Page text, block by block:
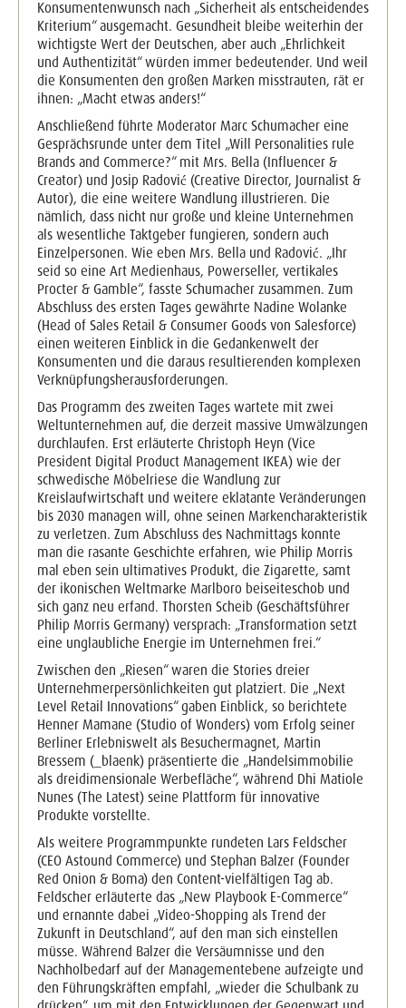
Konsumentenwunsch nach „Sicherheit als entscheidendes
Kriterium“ ausgemacht. Gesundheit bleibe weiterhin der
wichtigste Wert der Deutschen, aber auch „Ehrlichkeit
und Authentizität“ würden immer bedeutender. Und weil
die Konsumenten den großen Marken misstrauten, rät er
ihnen: „Macht etwas anders!“
Anschließend führte Moderator Marc Schumacher eine
Gesprächsrunde unter dem Titel „Will Personalities rule
Brands and Commerce?“ mit Mrs. Bella (Influencer &
Creator) und Josip Radović (Creative Director, Journalist &
Autor), die eine weitere Wandlung illustrieren. Die
nämlich, dass nicht nur große und kleine Unternehmen
als wesentliche Taktgeber fungieren, sondern auch
Einzelpersonen. Wie eben Mrs. Bella und Radović. „Ihr
seid so eine Art Medienhaus, Powerseller, vertikales
Procter & Gamble“, fasste Schumacher zusammen. Zum
Abschluss des ersten Tages gewährte Nadine Wolanke
(Head of Sales Retail & Consumer Goods von Salesforce)
einen weiteren Einblick in die Gedankenwelt der
Konsumenten und die daraus resultierenden komplexen
Verknüpfungsherausforderungen.
Das Programm des zweiten Tages wartete mit zwei
Weltunternehmen auf, die derzeit massive Umwälzungen
durchlaufen. Erst erläuterte Christoph Heyn (Vice
President Digital Product Management IKEA) wie der
schwedische Möbelriese die Wandlung zur
Kreislaufwirtschaft und weitere eklatante Veränderungen
bis 2030 managen will, ohne seinen Markencharakteristik
zu verletzen. Zum Abschluss des Nachmittags konnte
man die rasante Geschichte erfahren, wie Philip Morris
mal eben sein ultimatives Produkt, die Zigarette, samt
der ikonischen Weltmarke Marlboro beiseiteschob und
sich ganz neu erfand. Thorsten Scheib (Geschäftsführer
Philip Morris Germany) versprach: „Transformation setzt
eine unglaubliche Energie im Unternehmen frei.“
Zwischen den „Riesen“ waren die Stories dreier
Unternehmerpersönlichkeiten gut platziert. Die „Next
Level Retail Innovations“ gaben Einblick, so berichtete
Henner Mamane (Studio of Wonders) vom Erfolg seiner
Berliner Erlebniswelt als Besuchermagnet, Martin
Bressem (_blaenk) präsentierte die „Handelsimmobilie
als dreidimensionale Werbefläche“, während Dhi Matiole
Nunes (The Latest) seine Plattform für innovative
Produkte vorstellte.
Als weitere Programmpunkte rundeten Lars Feldscher
(CEO Astound Commerce) und Stephan Balzer (Founder
Red Onion & Boma) den Content-vielfältigen Tag ab.
Feldscher erläuterte das „New Playbook E-Commerce“
und ernannte dabei „Video-Shopping als Trend der
Zukunft in Deutschland“, auf den man sich einstellen
müsse. Während Balzer die Versäumnisse und den
Nachholbedarf auf der Managementebene aufzeigte und
den Führungskräften empfahl, „wieder die Schulbank zu